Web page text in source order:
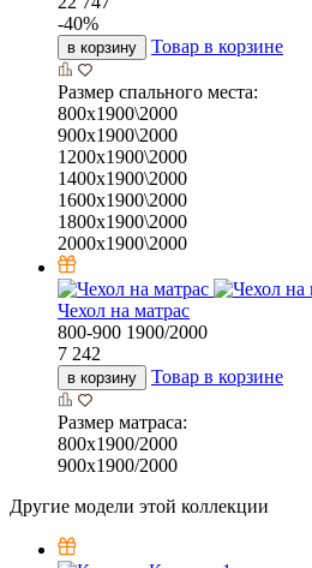
-40%
в корзину Товар в корзине
Размер спального места:
800х1900\2000
900х1900\2000
1200х1900\2000
1400х1900\2000
1600х1900\2000
1800х1900\2000
2000х1900\2000
Чехол на матрас
800-900 1900/2000
7 242
в корзину Товар в корзине
Размер матраса:
800х1900/2000
900х1900/2000
Другие модели этой коллекции